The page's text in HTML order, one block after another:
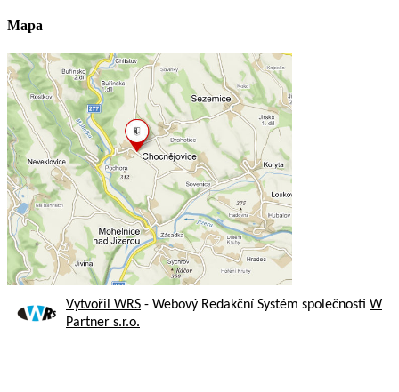
Mapa
Vytvořil WRS - Webový Redakční Systém společnosti W
Partner s.r.o.